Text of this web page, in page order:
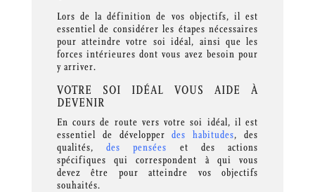
Lors de la définition de vos objectifs, il est
essentiel de considérer les étapes nécessaires
pour atteindre votre soi idéal, ainsi que les
forces intérieures dont vous avez besoin pour
y arriver.
VOTRE SOI IDÉAL VOUS AIDE À
DEVENIR
En cours de route vers votre soi idéal, il est
essentiel de développerdes habitudes, des
qualités, des pensées et des actions
spécifiques qui correspondent à qui vous
devez être pour atteindre vos objectifs
souhaités.